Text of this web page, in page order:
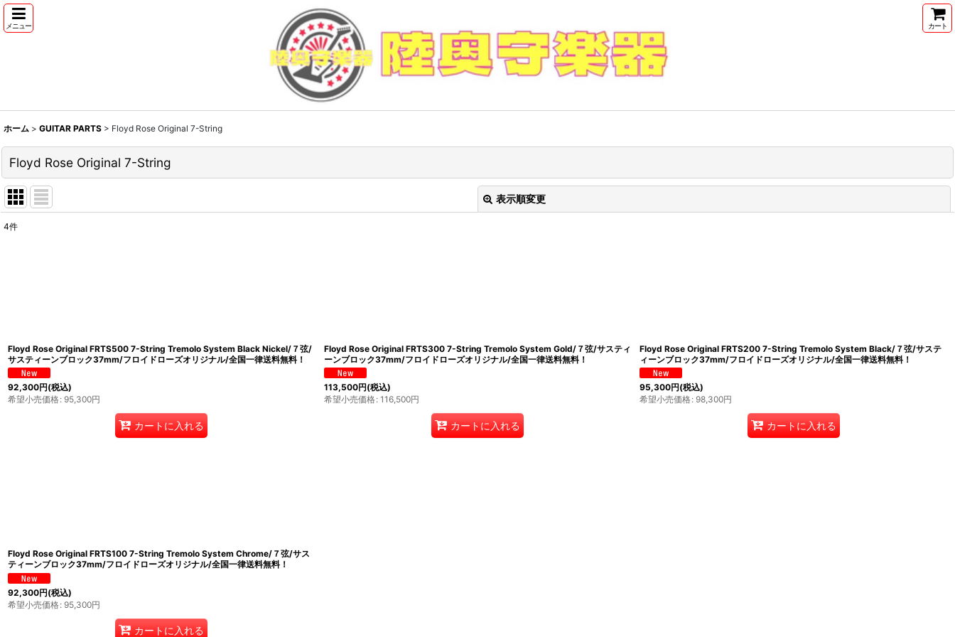
メニュー カート
ホーム > GUITAR PARTS > Floyd Rose Original 7-String
Floyd Rose Original 7-String
表示順変更
4件
Floyd Rose Original FRTS500 7-String Tremolo System Black Nickel/７弦/
サスティーンブロック37mm/フロイドローズオリジナル/全国一律送料無料！
92,300円(税込)
希望小売価格: 95,300円
カートに入れる
Floyd Rose Original FRTS300 7-String Tremolo System Gold/７弦/サスティ
ーンブロック37mm/フロイドローズオリジナル/全国一律送料無料！
113,500円(税込)
希望小売価格: 116,500円
カートに入れる
Floyd Rose Original FRTS200 7-String Tremolo System Black/７弦/サステ
ィーンブロック37mm/フロイドローズオリジナル/全国一律送料無料！
95,300円(税込)
希望小売価格: 98,300円
カートに入れる
Floyd Rose Original FRTS100 7-String Tremolo System Chrome/７弦/サス
ティーンブロック37mm/フロイドローズオリジナル/全国一律送料無料！
92,300円(税込)
希望小売価格: 95,300円
カートに入れる